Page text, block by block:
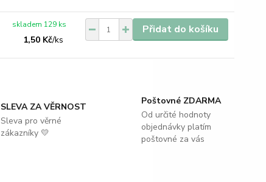
1,50 Kč/ks
skladem 129 ks Přidat do košíku
SLEVA ZA VĚRNOST
Sleva pro věrné
zákazníky 💛
Poštovné ZDARMA
Od určité hodnoty
objednávky platím
poštovné za vás